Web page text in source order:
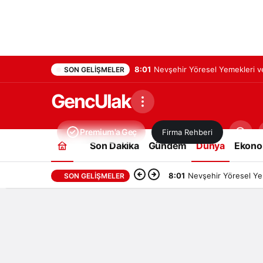
SON GELIŞMELER 8:01 Nevşehir Yöresel Yemekleri
GencUlak
Premium'a Geç Firma Rehberi
Son Dakika Gündem Dünya
SON GELIŞMELER 8:01 Nevşehir Yöresel